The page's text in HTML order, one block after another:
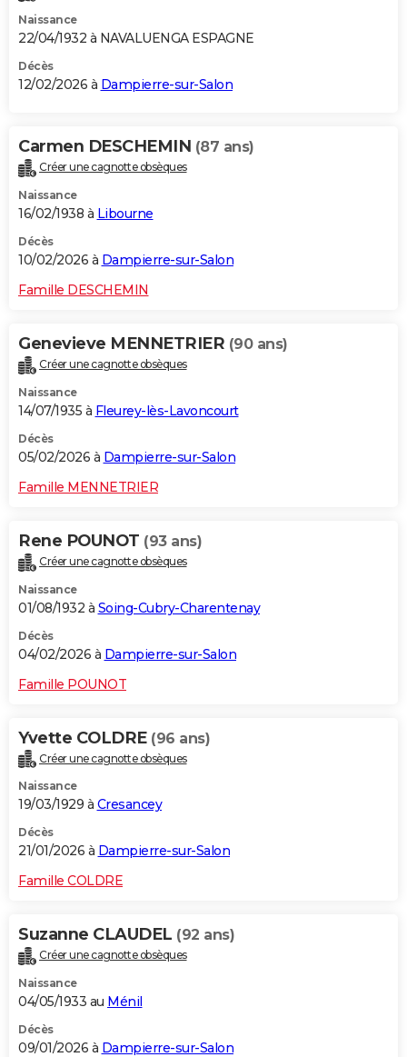
Naissance
22/04/1932 à NAVALUENGA ESPAGNE
Décès
12/02/2026 à Dampierre-sur-Salon
Carmen DESCHEMIN (87 ans)
Créer une cagnotte obsèques
Naissance
16/02/1938 à Libourne
Décès
10/02/2026 à Dampierre-sur-Salon
Famille DESCHEMIN
Genevieve MENNETRIER (90 ans)
Créer une cagnotte obsèques
Naissance
14/07/1935 à Fleurey-lès-Lavoncourt
Décès
05/02/2026 à Dampierre-sur-Salon
Famille MENNETRIER
Rene POUNOT (93 ans)
Créer une cagnotte obsèques
Naissance
01/08/1932 à Soing-Cubry-Charentenay
Décès
04/02/2026 à Dampierre-sur-Salon
Famille POUNOT
Yvette COLDRE (96 ans)
Créer une cagnotte obsèques
Naissance
19/03/1929 à Cresancey
Décès
21/01/2026 à Dampierre-sur-Salon
Famille COLDRE
Suzanne CLAUDEL (92 ans)
Créer une cagnotte obsèques
Naissance
04/05/1933 au Ménil
Décès
09/01/2026 à Dampierre-sur-Salon